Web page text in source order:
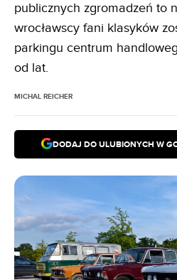
publicznych zgromadzeń to
wrocławscy fani klasyków
parkingu centrum
od lat.
MICHAL REICHER
DODAJ DO ULUBIONYCH W